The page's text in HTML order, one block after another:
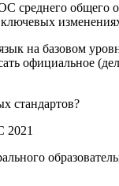
общего
на базовом
официальное
стандартов?
2021